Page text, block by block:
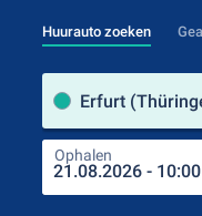
Huurauto zoeken
Erfurt
Ophalen